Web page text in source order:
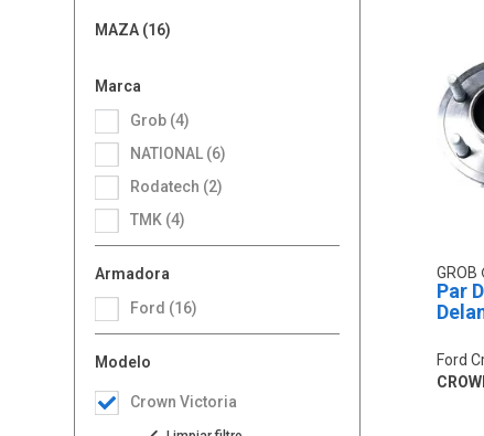
MAZA (16)
Marca
Grob (4)
NATIONAL (6)
Rodatech (2)
TMK (4)
Armadora
Ford (16)
Modelo
Crown Victoria
GROB
Par
Ford